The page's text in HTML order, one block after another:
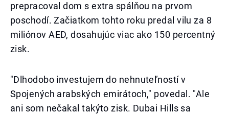
prepracoval dom s extra spálňou na prvom
poschodí. Začiatkom tohto roku predal vilu za 8
miliónov AED, dosahujúc viac ako 150 percentný
zisk.
"Dlhodobo investujem do nehnuteľností v
Spojených arabských emirátoch," povedal. "Ale
ani som nečakal takýto zisk. Dubai Hills sa